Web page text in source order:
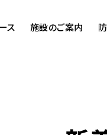
ス 施設のご案内